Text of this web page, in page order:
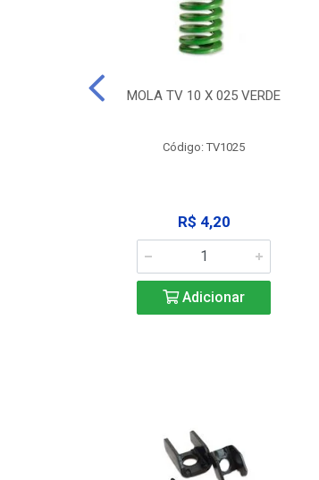
MOLA TV 10 X 025 VERDE
Código: TV1025
R$ 4,20
Adicionar